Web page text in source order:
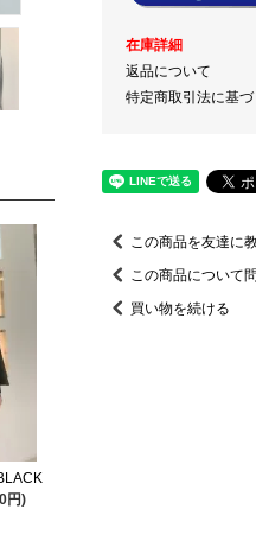
円)
在庫詳細
返品について
特定商取引法に基
この商品を友達に
この商品について
買い物を続ける